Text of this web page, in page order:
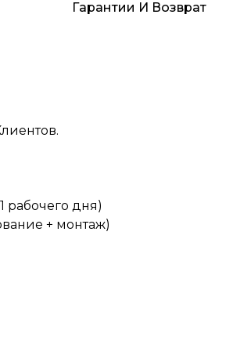
Гарантии И Возврат
рабочего дня)
+ монтаж)